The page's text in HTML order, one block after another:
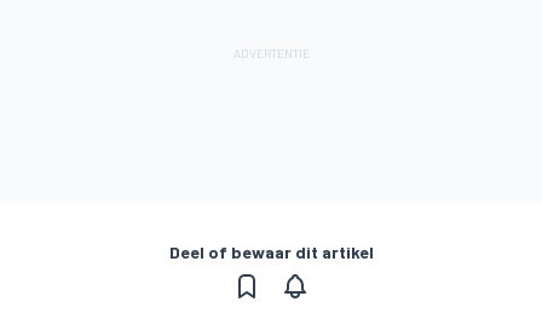
Deel of bewaar dit artikel